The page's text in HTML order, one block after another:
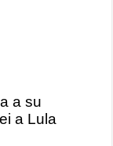
a su
a Lula